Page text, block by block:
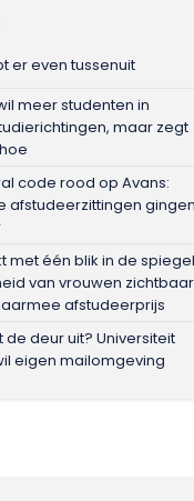
er even tussenuit
meer studenten in
maar zegt
code rood op Avans:
afstudeerzittingen gingen
met één blik in de spiegel
van vrouwen zichtbaar
afstudeerprijs
de deur uit? Universiteit
eigen mailomgeving